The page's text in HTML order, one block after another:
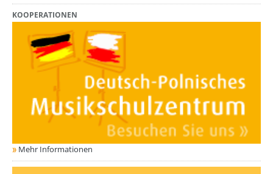
KOOPERATIONEN
Mehr Informationen